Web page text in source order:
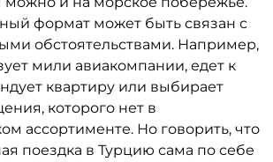
формат может быть связан с
обстоятельствами. Например,
мили авиакомпании, едет к
квартиру или выбирает
которого нет в
ассортименте. Но говорить, что
поездка в Турцию сама по себе